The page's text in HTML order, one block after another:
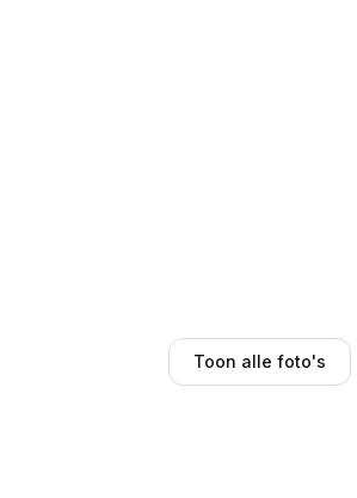
Toon alle foto's